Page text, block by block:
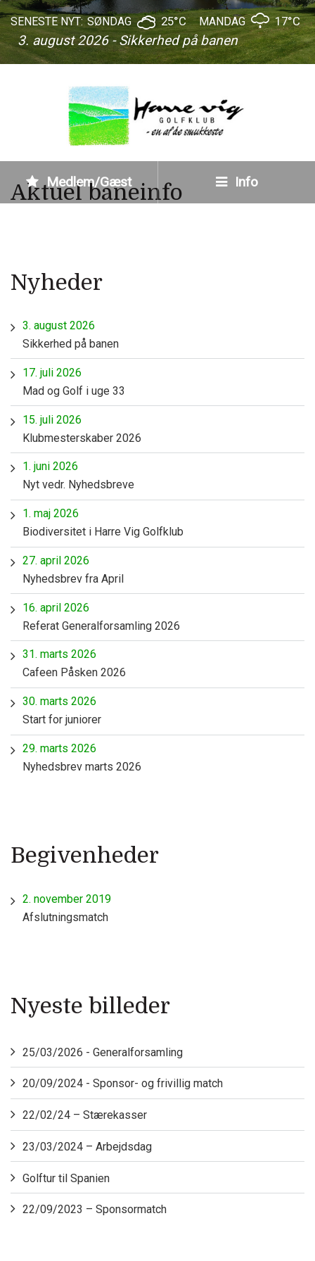
SENESTE NYT:
3. august 2026 - Sikkerhed på banen
SØNDAG 25°C MANDAG 17°C
Medlem/Gæst Info
Aktuel baneinfo
Nyheder
3. august 2026
Sikkerhed på banen
17. juli 2026
Mad og Golf i uge 33
15. juli 2026
Klubmesterskaber 2026
1. juni 2026
Nyt vedr. Nyhedsbreve
1. maj 2026
Biodiversitet i Harre Vig Golfklub
27. april 2026
Nyhedsbrev fra April
16. april 2026
Referat Generalforsamling 2026
31. marts 2026
Cafeen Påsken 2026
30. marts 2026
Start for juniorer
29. marts 2026
Nyhedsbrev marts 2026
Begivenheder
2. november 2019
Afslutningsmatch
Nyeste billeder
25/03/2026 - Generalforsamling
20/09/2024 - Sponsor- og frivillig match
22/02/24 – Stærekasser
23/03/2024 – Arbejdsdag
Golftur til Spanien
22/09/2023 – Sponsormatch